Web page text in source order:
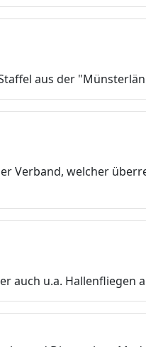
aus der
Verband, welcher
auch u.a. Hallenfliegen